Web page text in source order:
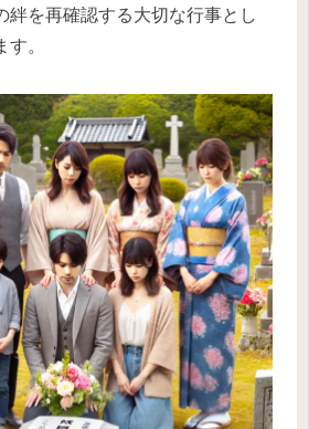
絆を再確認する大切な行事とし
。